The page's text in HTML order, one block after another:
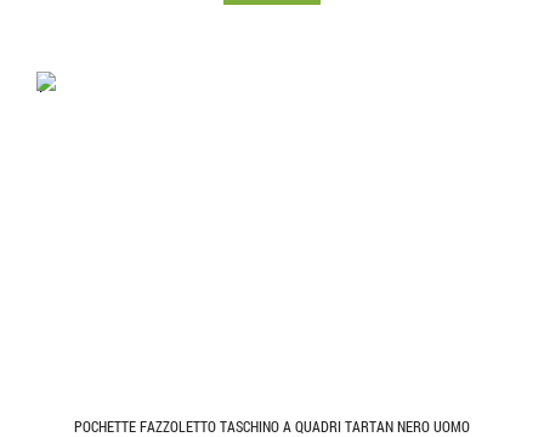
'.'
POCHETTE FAZZOLETTO TASCHINO A QUADRI TARTAN NERO UOMO